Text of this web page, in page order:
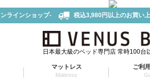
ラインショップ- 税込3,980円以上のお買い
日本最大級のベッド専門店 常時100台
マットレス
Mattress
ご利